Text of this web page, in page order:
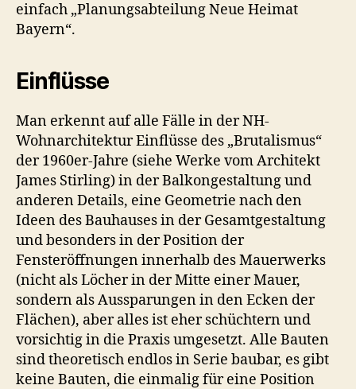
einfach „Planungsabteilung Neue Heimat
Bayern“.
Einflüsse
Man erkennt auf alle Fälle in der NH-
Wohnarchitektur Einflüsse des „Brutalismus“
der 1960er-Jahre (siehe Werke vom Architekt
James Stirling) in der Balkongestaltung und
anderen Details, eine Geometrie nach den
Ideen des Bauhauses in der Gesamtgestaltung
und besonders in der Position der
Fensteröffnungen innerhalb des Mauerwerks
(nicht als Löcher in der Mitte einer Mauer,
sondern als Aussparungen in den Ecken der
Flächen), aber alles ist eher schüchtern und
vorsichtig in die Praxis umgesetzt. Alle Bauten
sind theoretisch endlos in Serie baubar, es gibt
keine Bauten, die einmalig für eine Position